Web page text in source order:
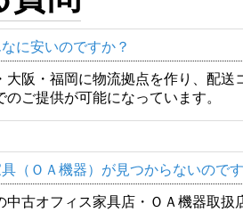
に安いのですか？
大阪・福岡に物流拠点を作り、配
ご提供が可能になっています。
（ＯＡ機器）が見つからないので
中古オフィス家具店・ＯＡ機器取